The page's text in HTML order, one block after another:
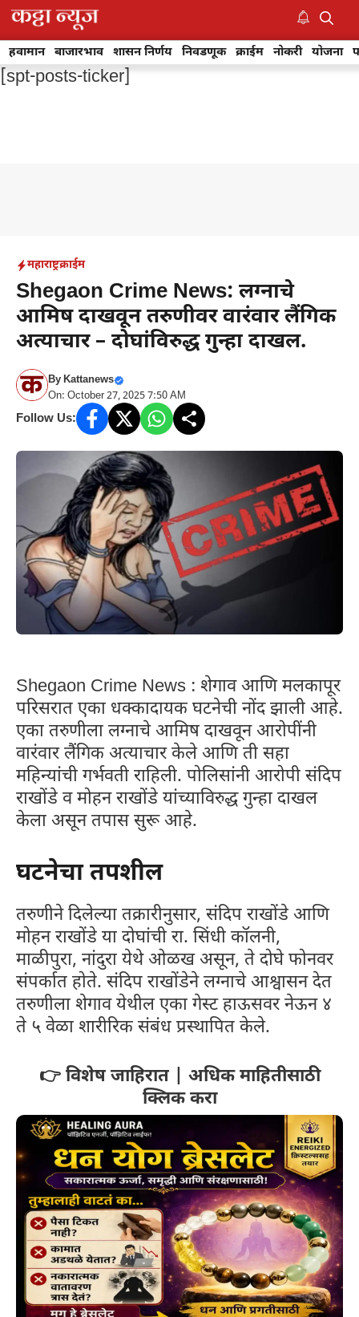
Skip
content
हवामान बाजारभाव शासन निर्णय निवडणूक क्राईम नोकरी योजना
[spt-posts-ticker]
महाराष्ट्रक्राईम
Shegaon Crime News: लग्नाचे
आमिष दाखवून तरुणीवर वारंवार लैंगिक
अत्याचार – दोघांविरुद्ध गुन्हा दाखल.
ByKattanews
On: October 27, 2025 7:50 AM
Follow Us:
Shegaon Crime News : शेगाव आणि मलकापूर
परिसरात एका धक्कादायक घटनेची नोंद झाली आहे.
एका तरुणीला लग्नाचे आमिष दाखवून आरोपींनी
वारंवार लैंगिक अत्याचार केले आणि ती सहा
महिन्यांची गर्भवती राहिली. पोलिसांनी आरोपी संदिप
राखोंडे व मोहन राखोंडे यांच्याविरुद्ध गुन्हा दाखल
केला असून तपास सुरू आहे.
घटनेचा तपशील
तरुणीने दिलेल्या तक्रारीनुसार, संदिप राखोंडे आणि
मोहन राखोंडे या दोघांची रा. सिंधी कॉलनी,
माळीपुरा, नांदुरा येथे ओळख असून, ते दोघे फोनवर
संपर्कात होते. संदिप राखोंडेने लग्नाचे आश्वासन देत
तरुणीला शेगाव येथील एका गेस्ट हाऊसवर नेऊन ४
ते ५ वेळा शारीरिक संबंध प्रस्थापित केले.
👉 विशेष जाहिरात | अधिक माहितीसाठी
क्लिक करा